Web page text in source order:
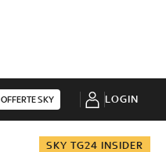
OFFERTE SKY LOGIN
SKY TG24 INSIDER